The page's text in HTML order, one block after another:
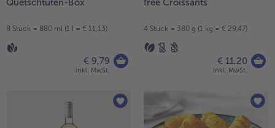
8 Stück = 880 ml (1 l = € 11,13)
€ 9,79
inkl. MwSt.
4 Stück = 380 g (1 kg = € 29,47)
€ 11,20
inkl. MwSt.